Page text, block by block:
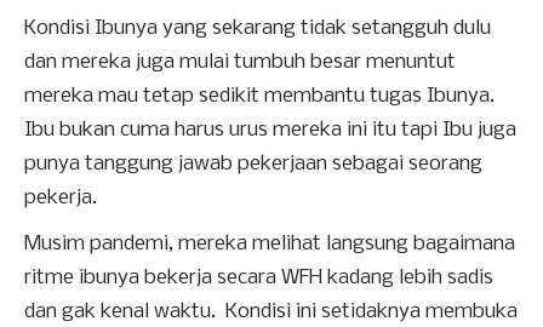
Kondisi Ibunya yang sekarang tidak setangguh dulu
dan mereka juga mulai tumbuh besar menuntut
mereka mau tetap sedikit membantu tugas Ibunya.
Ibu bukan cuma harus urus mereka ini itu tapi Ibu juga
punya tanggung jawab pekerjaan sebagai seorang
pekerja.
Musim pandemi, mereka melihat langsung bagaimana
ritme ibunya bekerja secara WFH kadang lebih sadis
dan gak kenal waktu. Kondisi ini setidaknya membuka